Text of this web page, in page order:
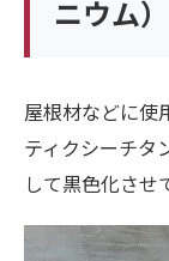
ニウム）
屋根材などに使
ティクシーチタ
して黒色化させ